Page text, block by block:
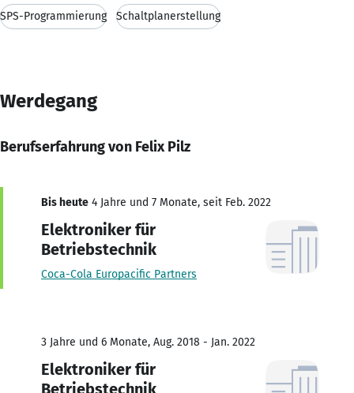
SPS-Programmierung Schaltplanerstellung
Werdegang
Berufserfahrung von Felix Pilz
Bis heute 4 Jahre und 7 Monate, seit Feb. 2022
Elektroniker für
Betriebstechnik
Coca-Cola Europacific Partners
3 Jahre und 6 Monate, Aug. 2018 - Jan. 2022
Elektroniker für
Betriebstechnik